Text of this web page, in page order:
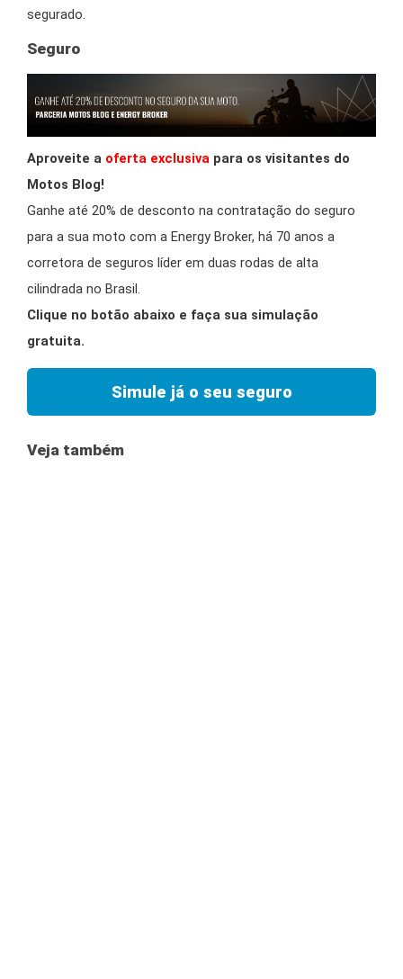
segurado.
Seguro
Aproveite a oferta exclusiva para os visitantes do
Motos Blog!
Ganhe até 20% de desconto na contratação do seguro
para a sua moto com a Energy Broker, há 70 anos a
corretora de seguros líder em duas rodas de alta
cilindrada no Brasil.
Clique no botão abaixo e faça sua simulação
gratuita.
Simule já o seu seguro
Veja também